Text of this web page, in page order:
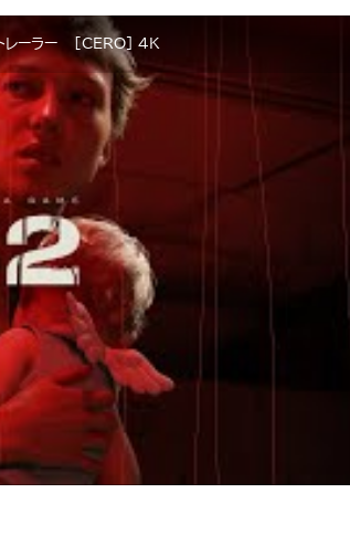
ーラー – [CERO] 4K